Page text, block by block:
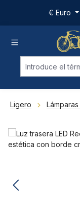
Saltar al contenido
€ Euro
Ligero
Omitir galería de